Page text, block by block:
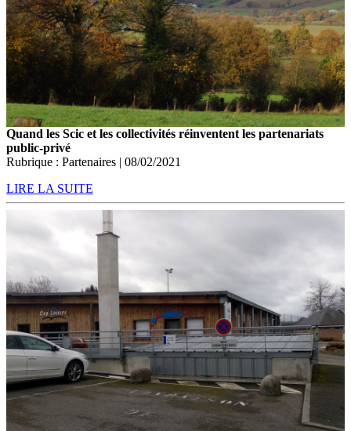
Quand les Scic et les collectivités réinventent les partenariats
public-privé
Rubrique : Partenaires | 08/02/2021
LIRE LA SUITE